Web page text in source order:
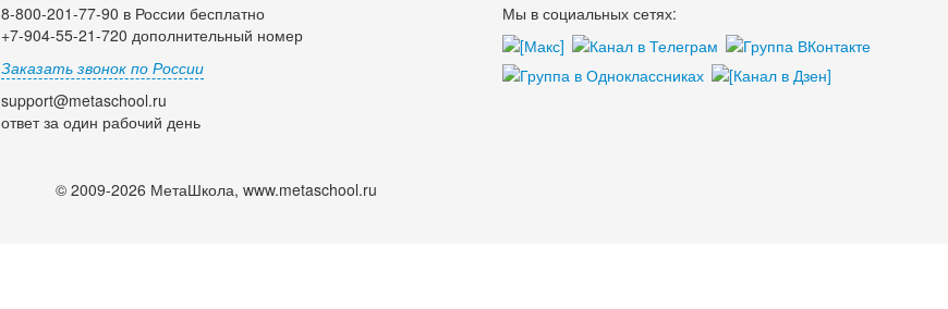
8-800-201-77-90 в России бесплатно
+7-904-55-21-720 дополнительный номер
Заказать звонок по России
support@metaschool.ru
ответ за один рабочий день
Мы в социальных сетях:
© 2009-2026 МетаШкола, www.metaschool.ru